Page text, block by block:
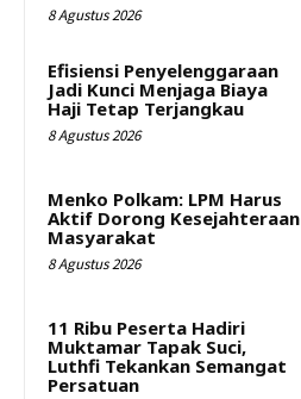
8 Agustus 2026
Efisiensi Penyelenggaraan
Jadi Kunci Menjaga Biaya
Haji Tetap Terjangkau
8 Agustus 2026
Menko Polkam: LPM Harus
Aktif Dorong Kesejahteraan
Masyarakat
8 Agustus 2026
11 Ribu Peserta Hadiri
Muktamar Tapak Suci,
Luthfi Tekankan Semangat
Persatuan